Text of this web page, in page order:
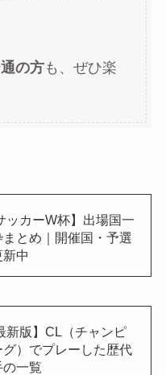
の方も、ぜひ楽
ッカーW杯】出場国一
とめ｜開催国・予選
中
新版】CL（チャンピ
グ）でプレーした歴代
の一覧